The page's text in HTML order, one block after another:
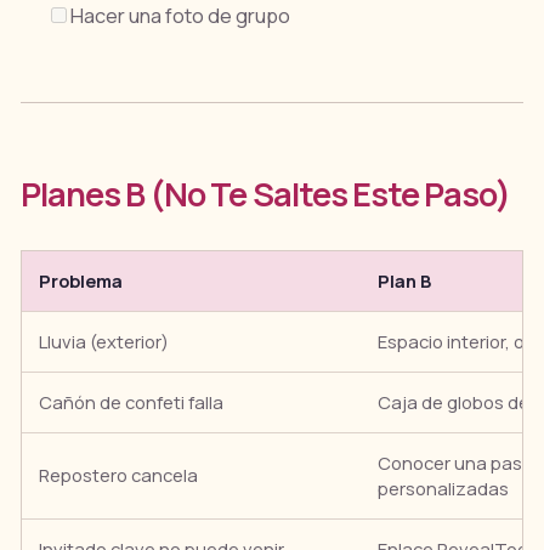
Hacer una foto de grupo
Planes B (No Te Saltes Este Paso)
Problema Plan B
Lluvia (exterior) Espacio interior, o
Cañón de confeti falla Caja de globos de
Repostero cancela
Conocer una
personalizadas